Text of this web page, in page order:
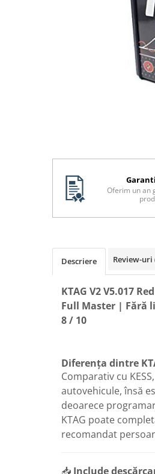
Oferim un an
Descriere Review-uri
KTAG V2 V5.017
Full Master | Fără
8 / 10
Diferența dintre
Comparativ cu
autovehicule, însă
deoarece
KTAG poate
recomandat
📥 Include